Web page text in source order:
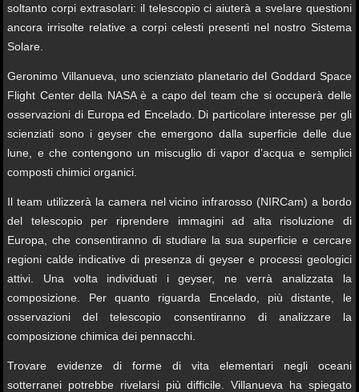
soltanto corpi extrasolari: il telescopio ci aiuterà a svelare questioni
ancora irrisolte relative a corpi celesti presenti nel nostro Sistema
Solare.
Geronimo Villanueva, uno scienziato planetario del Goddard Space
Flight Center della NASA è a capo del team che si occuperà delle
osservazioni di Europa ed Encelado. Di particolare interesse per gli
scienziati sono i geyser che emergono dalla superficie delle due
lune, e che contengono un miscuglio di vapor d’acqua e semplici
composti chimici organici.
Il team utilizzerà la camera nel vicino infrarosso (NIRCam) a bordo
del telescopio per riprendere immagini ad alta risoluzione di
Europa, che consentiranno di studiare la sua superficie e cercare
regioni calde indicative di presenza di geyser e processi geologici
attivi. Una volta individuati i geyser, ne verrà analizzata la
composizione. Per quanto riguarda Encelado, più distante, le
osservazioni del telescopio consentiranno di analizzare la
composizione chimica dei pennacchi.
Trovare evidenze di forme di vita elementari negli oceani
sotterranei potrebbe rivelarsi più difficile. Villanueva ha spiegato